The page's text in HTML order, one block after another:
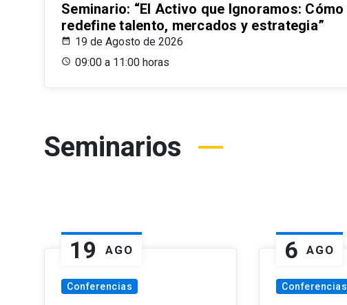
Seminario: “El Activo que Ignoramos:
redefine talento, mercados y estrategia”
19 de Agosto de 2026
09:00 a 11:00 horas
Seminarios
19 AGO
Conferencias
6 AGO
Conferencias